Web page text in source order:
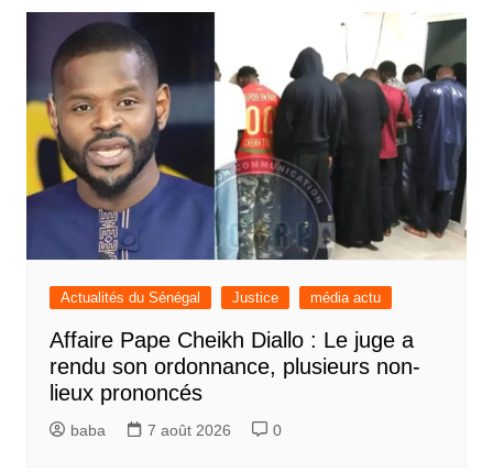
Actualités du Sénégal Justice média actu
Affaire Pape Cheikh Diallo : Le juge a
rendu son ordonnance, plusieurs non-
lieux prononcés
baba 7 août 2026 0